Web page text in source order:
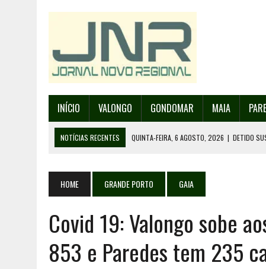
INÍCIO VALONGO GONDOMAR MAIA
NOTÍCIAS RECENTES QUINTA-FEIRA, 6 AGOSTO, 2026 | DETIDO
QUINTA-FEIRA, 6 AGOSTO, 2026 | INCÊNDIOS – FAFE: PJ DETÉM
SEXTA-FEIRA, 7 AGOSTO, 2026
FESTAS DA CIDADE DE VALONGO E
HOME GRANDE PORTO GAIA
Covid 19: Valongo sobe
853 e Paredes tem 235